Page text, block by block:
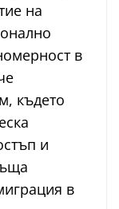
на
в
където
и
в